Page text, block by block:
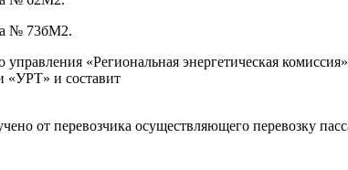
№ 73бМ2.
«Региональная энергетическая
«УРТ» и составит
от перевозчика осуществляющего перевозку